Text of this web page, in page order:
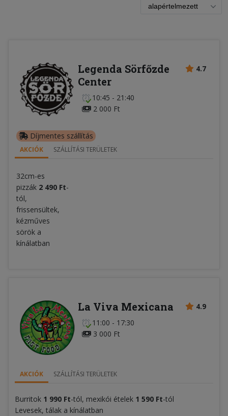
4.7
Legenda Sörfőzde
Center
10:45 - 21:40
2 000 Ft
Díjmentes szállítás
AKCIÓK SZÁLLÍTÁSI TERÜLETEK
32cm-es
pizzák 2 490 Ft-
tól,
frissensültek,
kézműves
sörök a
kínálatban
4.9
La Viva Mexicana
11:00 - 17:30
3 000 Ft
AKCIÓK SZÁLLÍTÁSI TERÜLETEK
Burritok 1 990 Ft-tól, mexikói ételek 1 590 Ft-tól
Levesek, tálak a kínálatban